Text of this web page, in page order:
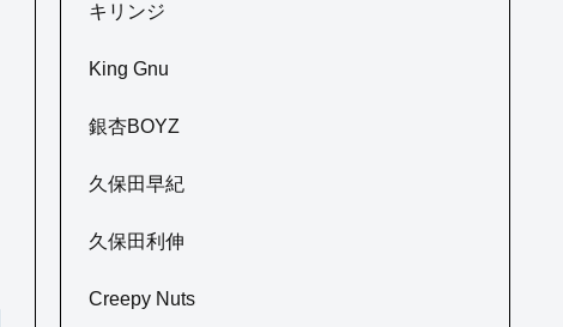
キリンジ
King Gnu
銀杏BOYZ
久保田早紀
久保田利伸
Creepy Nuts